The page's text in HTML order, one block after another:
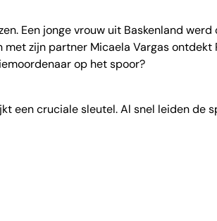
Een jonge vrouw uit Baskenland
zijn partner Micaela Vargas ontdekt
op het spoor?
een cruciale sleutel. Al snel leiden de